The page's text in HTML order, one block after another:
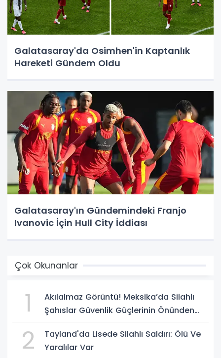
Galatasaray'da Osimhen'in Kaptanlık
Hareketi Gündem Oldu
Galatasaray'ın Gündemindeki Franjo
Ivanovic İçin Hull City İddiası
Çok Okunanlar
1
Akılalmaz Görüntü! Meksika’da Silahlı
Şahıslar Güvenlik Güçlerinin Önünden
2
Tayland'da Lisede Silahlı Saldırı: Ölü Ve
Yaralılar Var